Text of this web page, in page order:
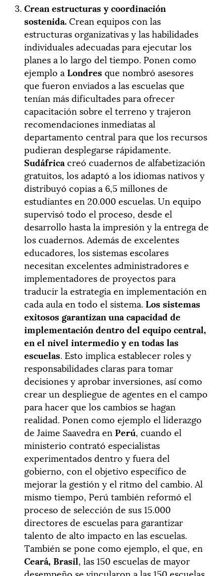
Crean estructuras y coordinación
sostenida.Crean equipos con las
estructuras organizativas y las habilidades
individuales adecuadas para ejecutar los
planes a lo largo del tiempo. Ponen como
ejemplo aLondresque nombró asesores
que fueron enviados a las escuelas que
tenían más dificultades para ofrecer
capacitación sobre el terreno y trajeron
recomendaciones inmediatas al
departamento central para que los recursos
pudieran desplegarse rápidamente.
Sudáfrica creó cuadernos de alfabetización
gratuitos, los adaptó a los idiomas nativos y
distribuyó copias a 6,5 ​​millones de
estudiantes en 20.000 escuelas. Un equipo
supervisó todo el proceso, desde el
desarrollo hasta la impresión y la entrega de
los cuadernos. Además de excelentes
educadores, los sistemas escolares
necesitan excelentes administradores e
implementadores de proyectos para
traducir la estrategia en implementación en
cada aula en todo el sistema.Los sistemas
exitosos garantizan una capacidad de
implementación dentro del equipo central,
en el nivel intermedio y en todas las
escuelas. Esto implica establecer roles y
responsabilidades claras para tomar
decisiones y aprobar inversiones, así como
crear un despliegue de agentes en el campo
para hacer que los cambios se hagan
realidad. Ponen como ejemplo el liderazgo
de Jaime Saavedra enPerú, cuando el
ministerio contrató especialistas
experimentados dentro y fuera del
gobierno, con el objetivo específico de
mejorar la gestión y el ritmo del cambio. Al
mismo tiempo, Perú también reformó el
proceso de selección de sus 15.000
directores de escuelas para garantizar
talento de alto impacto en las escuelas.
También se pone como ejemplo, el que, en
Ceará, Brasil, las 150 escuelas de mayor
desempeño se vincularon a las 150 escuelas